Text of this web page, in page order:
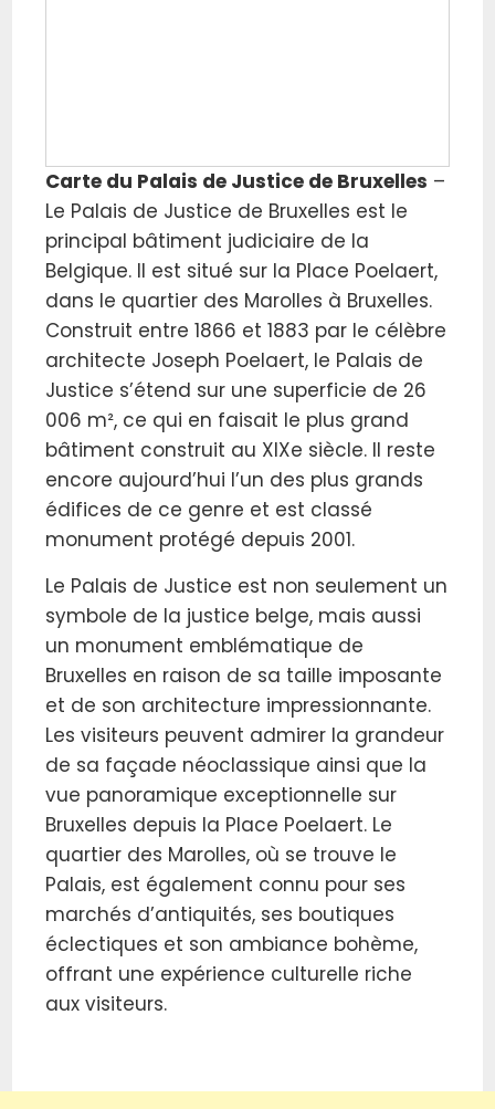
Carte du Palais de Justice de Bruxelles –
Le Palais de Justice de Bruxelles est le
principal bâtiment judiciaire de la
Belgique. Il est situé sur la Place Poelaert,
dans le quartier des Marolles à Bruxelles.
Construit entre 1866 et 1883 par le célèbre
architecte Joseph Poelaert, le Palais de
Justice s’étend sur une superficie de 26
006 m², ce qui en faisait le plus grand
bâtiment construit au XIXe siècle. Il reste
encore aujourd’hui l’un des plus grands
édifices de ce genre et est classé
monument protégé depuis 2001.
Le Palais de Justice est non seulement un
symbole de la justice belge, mais aussi
un monument emblématique de
Bruxelles en raison de sa taille imposante
et de son architecture impressionnante.
Les visiteurs peuvent admirer la grandeur
de sa façade néoclassique ainsi que la
vue panoramique exceptionnelle sur
Bruxelles depuis la Place Poelaert. Le
quartier des Marolles, où se trouve le
Palais, est également connu pour ses
marchés d’antiquités, ses boutiques
éclectiques et son ambiance bohème,
offrant une expérience culturelle riche
aux visiteurs.